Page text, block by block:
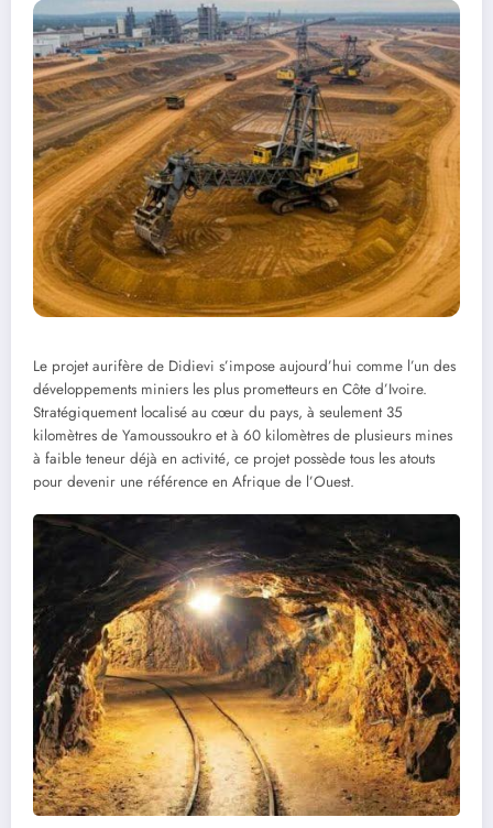
Le projet aurifère de Didievi s’impose aujourd’hui comme l’un des
développements miniers les plus prometteurs en Côte d’Ivoire.
Stratégiquement localisé au cœur du pays, à seulement 35
kilomètres de Yamoussoukro et à 60 kilomètres de plusieurs mines
à faible teneur déjà en activité, ce projet possède tous les atouts
pour devenir une référence en Afrique de l’Ouest.